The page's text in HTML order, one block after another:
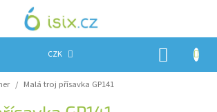
CZK
/ Malá troj přísavka GP141